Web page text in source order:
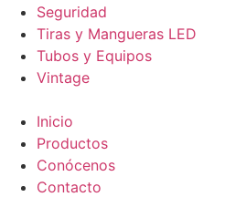
Seguridad
Tiras y Mangueras LED
Tubos y Equipos
Vintage
Inicio
Productos
Conócenos
Contacto